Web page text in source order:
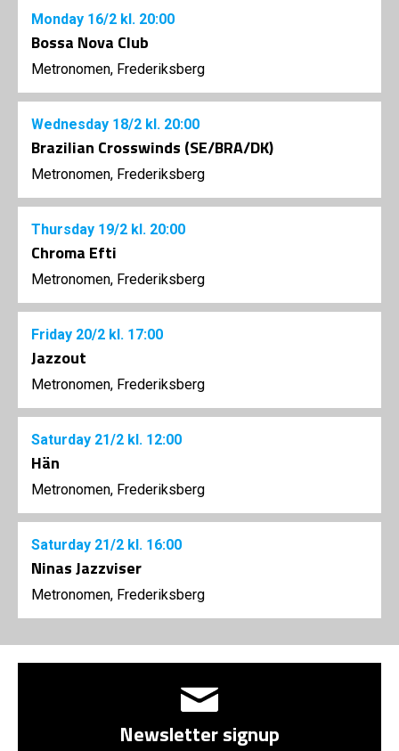
Monday 16/2 kl. 20:00
Bossa Nova Club
Metronomen, Frederiksberg
Wednesday 18/2 kl. 20:00
Brazilian Crosswinds (SE/BRA/DK)
Metronomen, Frederiksberg
Thursday 19/2 kl. 20:00
Chroma Efti
Metronomen, Frederiksberg
Friday 20/2 kl. 17:00
Jazzout
Metronomen, Frederiksberg
Saturday 21/2 kl. 12:00
Hän
Metronomen, Frederiksberg
Saturday 21/2 kl. 16:00
Ninas Jazzviser
Metronomen, Frederiksberg
Newsletter signup